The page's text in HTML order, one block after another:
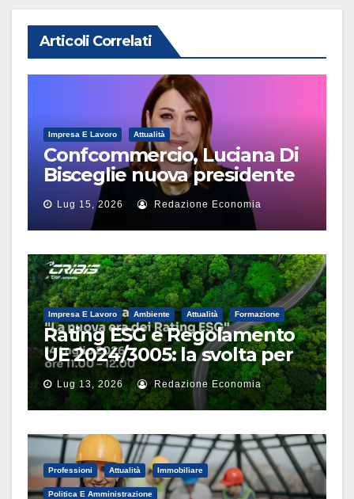
Articoli Correlati
Impresa E Lavoro Attualità
Confcommercio, Luciana Di
Bisceglie nuova presidente
Terziario Donna
Lug 15, 2026 Redazione Economia
Impresa E Lavoro Ambiente Attualità Formazione
Rating ESG e Regolamento
UE 2024/3005: la svolta per
le imprese nel webinar di
CRIBIS
Lug 13, 2026 Redazione Economia
Professioni Attualità Immobiliare
Politica E Amministrazione